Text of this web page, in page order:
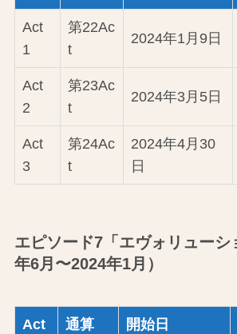
Act
1
第22Ac
t
2024年1月9日
Act
2
第23Ac
t
2024年3月5日
Act
3
第24Ac
t
2024年4月30
日
エピソード7「エヴォリューシ
年6月〜2024年1月）
Act 通算 開始日